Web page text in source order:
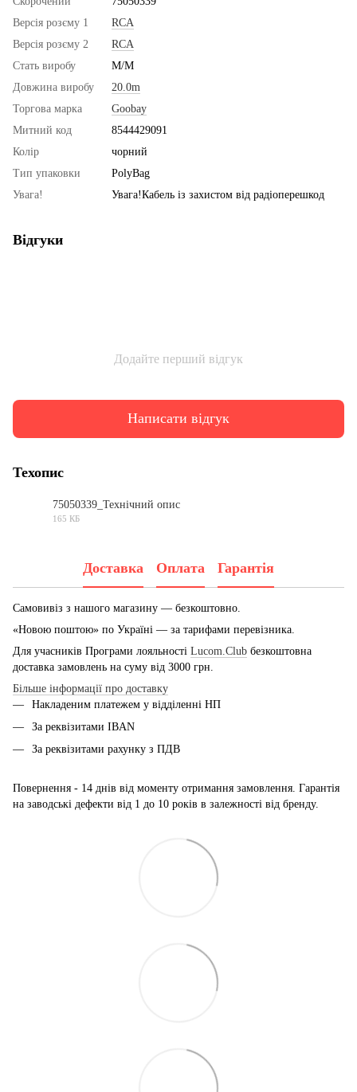
Версія розєму 1
RCA
Версія розєму 2
RCA
Стать виробу
M/M
Довжина виробу
20.0m
Торгова марка
Goobay
Митний код
8544429091
Колір
чорний
Тип упаковки
PolyBag
Увага!
Увага!Кабель із захистом від радіоперешкод
Відгуки
Додайте перший відгук
Написати відгук
Техопис
75050339_Технічний опис
165 КБ
Доставка Оплата Гарантія
Самовивіз з нашого магазину — безкоштовно.
«Новою поштою» по Україні — за тарифами перевізника.
Для учасників Програми лояльності Lucom.Club безкоштовна
доставка замовлень на суму від 3000 грн.
Більше інформації про доставку
Накладеним платежем у відділенні НП
За реквізитами IBAN
За реквізитами рахунку з ПДВ
Повернення - 14 днів від моменту отримання замовлення. Гарантія
на заводські дефекти від 1 до 10 років в залежності від бренду.